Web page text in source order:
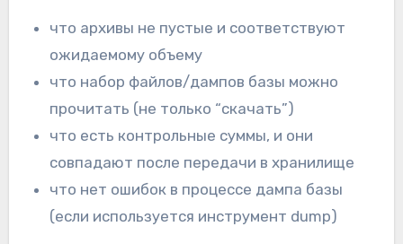
что архивы не пустые и соответствуют
ожидаемому объему
что набор файлов/дампов базы можно
прочитать (не только “скачать”)
что есть контрольные суммы, и они
совпадают после передачи в хранилище
что нет ошибок в процессе дампа базы
(если используется инструмент dump)